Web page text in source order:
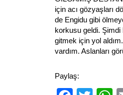
için acı gözyaşları
de Engidu gibi
korkusu geldi. Şimdi
gitmek için yol
vardım. Aslanları
Paylaş: